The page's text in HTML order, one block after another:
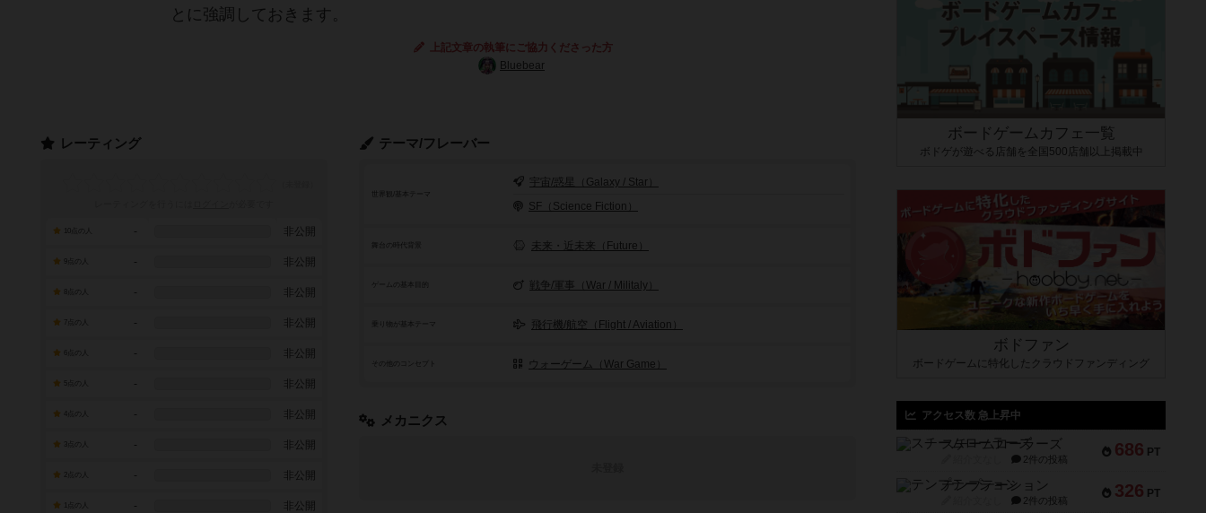
とに強調しておきます。
上記文章の執筆にご協力くださった方
Bluebear
テーマ/フレーバー
世界観/基本テーマ
宇宙/惑星（Galaxy / Star）
SF（Science Fiction）
舞台の時代背景 未来・近未来（Future）
ゲームの基本目的 戦争/軍事（War / Militaly）
乗り物が基本テーマ 飛行機/航空（Flight / Aviation）
その他のコンセプト ウォーゲーム（War Game）
メカニクス
レーティング
- 非公開
- 非公開
- 非公開
7点の人 - 非公開
- 非公開
- 非公開
- 非公開
- 非公開
- 非公開
- 非公開
ボードゲームカフェ一覧
ボドゲが遊べる店舗を全国500店舗以上掲載中
ボドファン
ボードゲームに特化したクラウドファンディング
アクセス数 急上昇中
686 PT
スチームローラーズ
2件の投稿
326 PT
テンプテーション
2件の投稿